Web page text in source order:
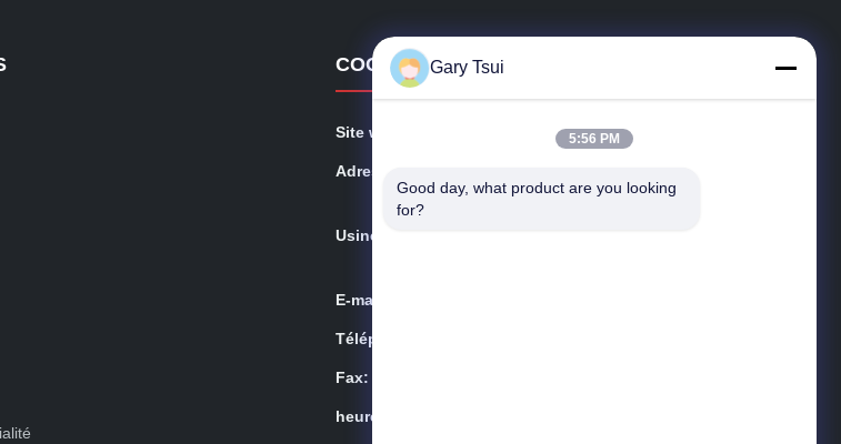
COORDONNÉES
Site web: opendisplayfridge.com
Adresse:
efei, Anhui, Chine
Usine:
E-mail:
Téléphone:
Fax:
heures:
Gary Tsui
5:56 PM
Good day, what product are you looking
for?